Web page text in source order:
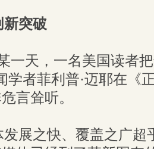
新突破
一天，一名美国读者
学者菲利普·迈耶在《
言耸听。
发展之快、覆盖之广超